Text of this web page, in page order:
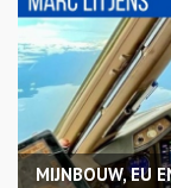
MIJNBOUW, EU